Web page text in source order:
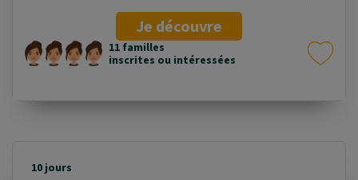
Je découvre
11 familles
inscrites ou intéressées
10 jours